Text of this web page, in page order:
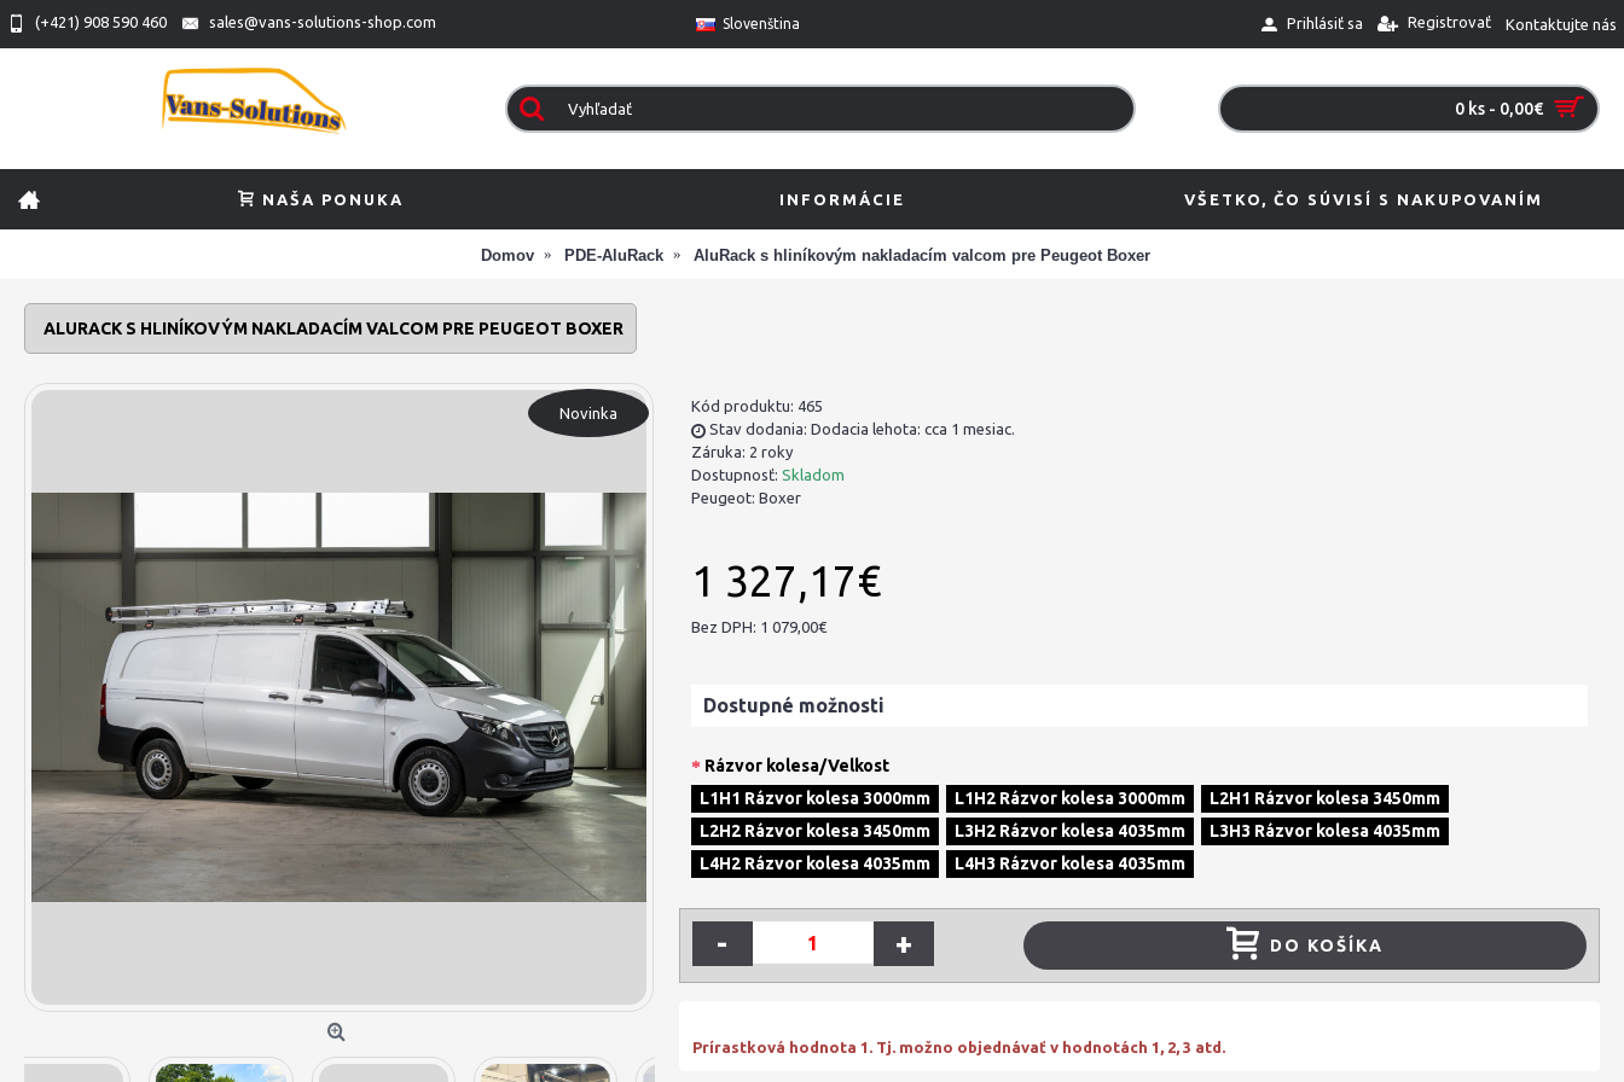
(+421) 908 590 460 sales@vans-solutions-shop.com Slovenština Prihlásiť sa Registrovať Kontaktujte nás
0 ks - 0,00€
NAŠA PONUKA INFORMÁCIE VŠETKO, ČO SÚVISÍ S NAKUPOVANÍM
Domov PDE-AluRack AluRack s hliníkovým nakladacím valcom pre Peugeot Boxer
ALURACK S HLINÍKOVÝM NAKLADACÍM VALCOM PRE PEUGEOT BOXER
Novinka Kód produktu: 465
Stav dodania: Dodacia lehota: cca 1 mesiac.
Záruka: 2 roky
Dostupnosť: Skladom
Peugeot: Boxer
1 327,17€
Bez DPH: 1 079,00€
Dostupné možnosti
Rázvor kolesa/Velkost
L1H1 Rázvor kolesa 3000mm
L1H2 Rázvor kolesa 3000mm
L2H1 Rázvor kolesa 3450mm
L2H2 Rázvor kolesa 3450mm
L3H2 Rázvor kolesa 4035mm
L3H3 Rázvor kolesa 4035mm
L4H2 Rázvor kolesa 4035mm
L4H3 Rázvor kolesa 4035mm
- + DO KOŠÍKA
Prírastková hodnota 1. Tj. možno objednávať v hodnotách 1, 2, 3 atd.